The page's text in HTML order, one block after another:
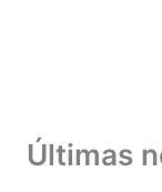
Últimas